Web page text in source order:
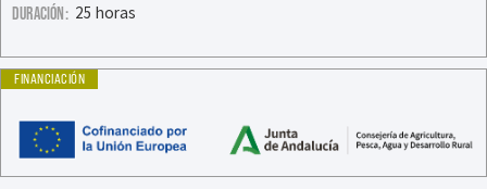
DURACIÓN: 25 horas
FINANCIACIÓN